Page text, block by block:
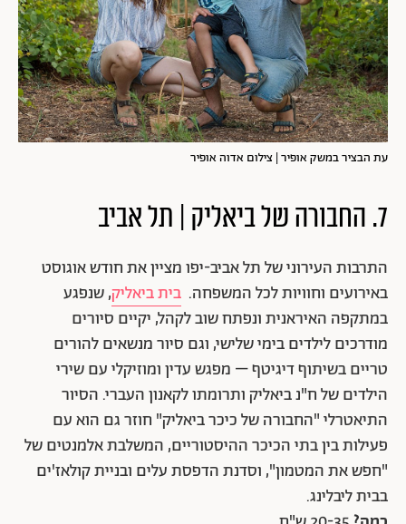
עת הבציר במשק אופיר | צילום אדוה אופיר
7. החבורה של ביאליק | תל אביב
התרבות העירוני של תל אביב-יפו מציין את חודש אוגוסט
באירועים וחוויות לכל המשפחה. בית ביאליק, שנפגע
במתקפה האיראנית ונפתח שוב לקהל, יקיים סיורים
מודרכים לילדים בימי שלישי, וגם סיור מנשאים להורים
טריים בשיתוף דיגיטף – מפגש עדין ומוזיקלי עם שירי
הילדים של ח"נ ביאליק ותרומתו לקאנון העברי. הסיור
התיאטרלי "החבורה של כיכר ביאליק" חוזר גם הוא עם
פעילות בין בתי הכיכר ההיסטוריים, המשלבת אלמנטים של
"חפש את המטמון", וסדנת הדפסת עלים ובניית קולאז'ים
בבית ליבלינג.